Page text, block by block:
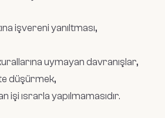
işvereni yanıltması,
uymayan davranışlar,
düşürmek,
işi ısrarla yapılmamasıdır.